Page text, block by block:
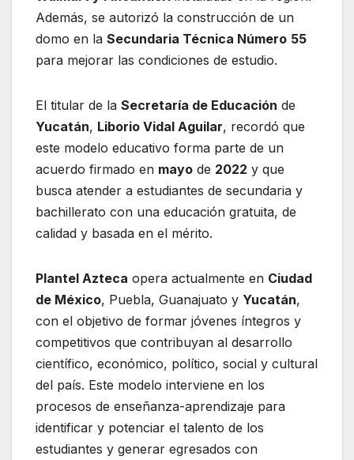
Además, se autorizó la construcción de un
domo en la Secundaria Técnica Número 55
para mejorar las condiciones de estudio.
El titular de la Secretaría de Educación de
Yucatán, Liborio Vidal Aguilar, recordó que
este modelo educativo forma parte de un
acuerdo firmado en mayo de 2022 y que
busca atender a estudiantes de secundaria y
bachillerato con una educación gratuita, de
calidad y basada en el mérito.
Plantel Azteca opera actualmente en Ciudad
de México, Puebla, Guanajuato y Yucatán,
con el objetivo de formar jóvenes íntegros y
competitivos que contribuyan al desarrollo
científico, económico, político, social y cultural
del país. Este modelo interviene en los
procesos de enseñanza-aprendizaje para
identificar y potenciar el talento de los
estudiantes y generar egresados con